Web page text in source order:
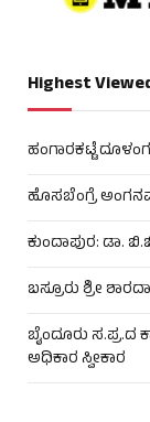
Highest
ಹಂಗಾರಕಟ್ಟೆ
ಹೊಸಬೆಂಗ್ರೆ
ಕುಂದಾಪುರ: ಡಾ.
ಬಸ್ರೂರು ಶ್ರೀ
ಬೈಂದೂರು
ಅಧಿಕಾರ ಸ್ವೀಕಾರ